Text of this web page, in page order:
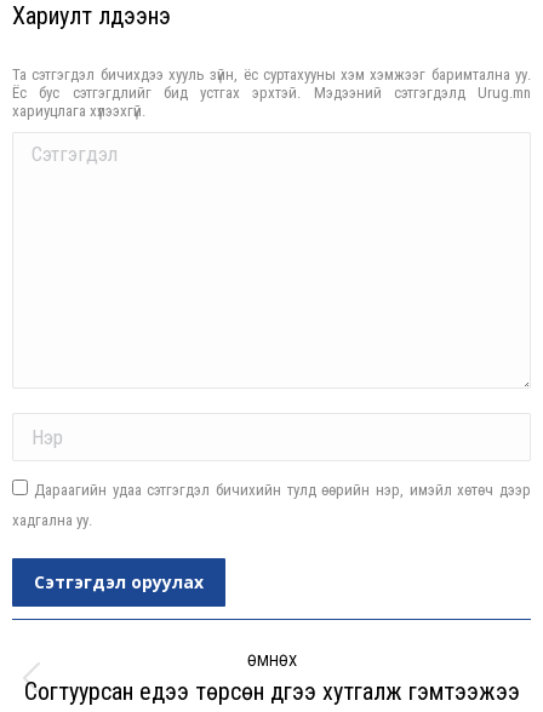
Хариулт үлдээнэ үү
Та сэтгэгдэл бичихдээ хууль зүйн, ёс суртахууны хэм хэмжээг баримтална уу.
Ёс бус сэтгэгдлийг бид устгах эрхтэй. Мэдээний сэтгэгдэлд Urug.mn
хариуцлага хүлээхгүй.
Comment
Дараагийн удаа сэтгэгдэл бичихийн тулд өөрийн нэр, имэйл хөтөч дээр
хадгална уу.
Сэтгэгдэл оруулах
navigation
ӨМНӨХ
Previous
Согтуурсан үедээ төрсөн дүүгээ хутгалж гэмтээжээ